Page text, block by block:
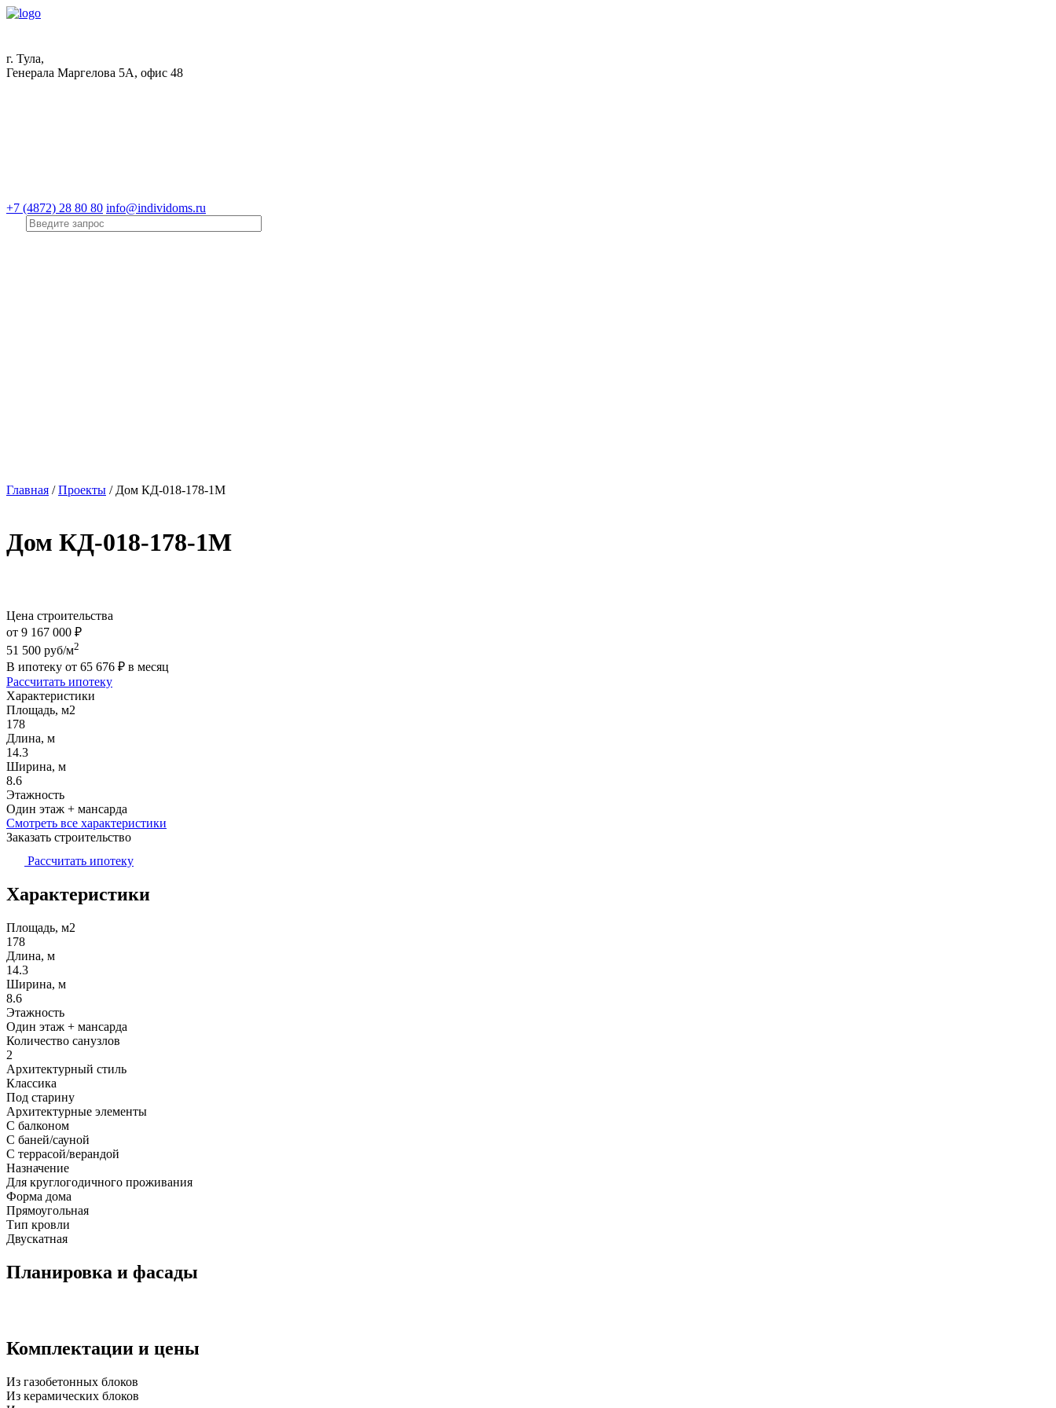
г. Тула,
Генерала Маргелова 5А, офис 48
+7 (4872) 28 80 80 info@individoms.ru
Главная /Проекты / Дом КД-018-178-1М
Дом КД-018-178-1М
Цена строительства
от 9 167 000 ₽
51 500 руб/м2
В ипотеку от 65 676 ₽ в месяц
Рассчитать ипотеку
Характеристики
Площадь, м2
178
Длина, м
14.3
Ширина, м
8.6
Этажность
Один этаж + мансарда
Смотреть все характеристики
Заказать строительство
Рассчитать ипотеку
Характеристики
Площадь, м2
178
Длина, м
14.3
Ширина, м
8.6
Этажность
Один этаж + мансарда
Количество санузлов
2
Архитектурный стиль
Классика
Под старину
Архитектурные элементы
С балконом
С баней/сауной
С террасой/верандой
Назначение
Для круглогодичного проживания
Форма дома
Прямоугольная
Тип кровли
Двускатная
Планировка и фасады
Комплектации и цены
Из газобетонных блоков
Из керамических блоков